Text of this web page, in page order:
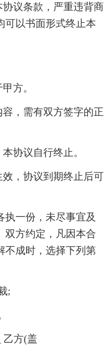
议条款，严重违背商
可以书面形式终止本
方。
，需有双方签字的正
协议自行终止。
，协议到期终止后可
执一份，未尽事宜及
双方约定，凡因本合
不成时，选择下列第
;
乙方(盖